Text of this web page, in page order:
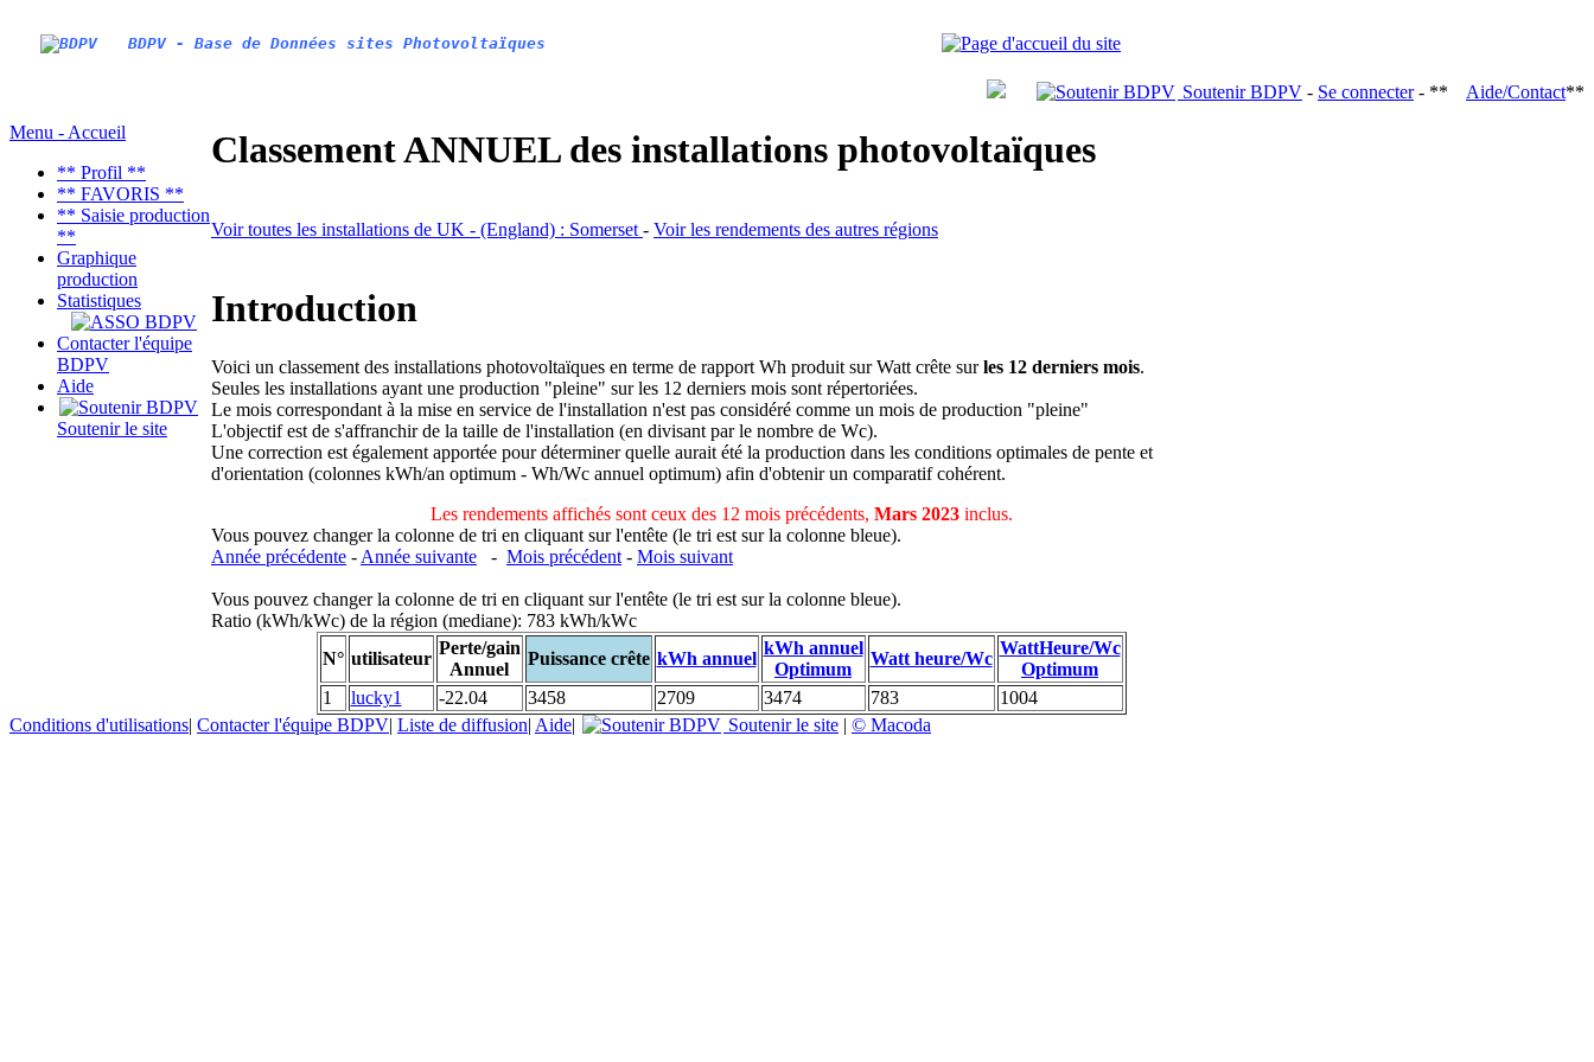
BDPV - Base de Données sites Photovoltaïques
Soutenir BDPV - Se connecter- ** Aide/Contact**
Menu - Accueil
** Profil **
** FAVORIS **
** Saisie production
**
Graphique
production
Statistiques
Contacter l'équipe
BDPV
Aide
Soutenir le site
Classement ANNUEL des installations photovoltaïques
Voir toutes les installations de UK - (England) : Somerset - Voir les rendements des autres régions
Introduction
Voici un classement des installations photovoltaïques en terme de rapport Wh produit sur Watt crête surles 12 derniers mois.
Seules les installations ayant une production "pleine" sur les 12 derniers mois sont répertoriées.
Le mois correspondant à la mise en service de l'installation n'est pas considéré comme un mois de production "pleine"
L'objectif est de s'affranchir de la taille de l'installation (en divisant par le nombre de Wc).
Une correction est également apportée pour déterminer quelle aurait été la production dans les conditions optimales de pente et
d'orientation (colonnes kWh/an optimum - Wh/Wc annuel optimum) afin d'obtenir un comparatif cohérent.
Les rendements affichés sont ceux des 12 mois précédents, Mars 2023inclus.
Vous pouvez changer la colonne de tri en cliquant sur l'entête (le tri est sur la colonne bleue).
Année précédente - Année suivante - Mois précédent - Mois suivant
Vous pouvez changer la colonne de tri en cliquant sur l'entête (le tri est sur la colonne bleue).
Ratio (kWh/kWc) de la région (mediane): 783 kWh/kWc
N° utilisateur
Perte/gain
Annuel
Puissance crête kWh annuel
kWh annuel
Optimum
Watt heure/Wc
WattHeure/Wc
Optimum
1
lucky1 -22.04 3458 2709 3474 783
1004
Conditions d'utilisations| Contacter l'équipe BDPV| Liste de diffusion| Aide| Soutenir le site | © Macoda